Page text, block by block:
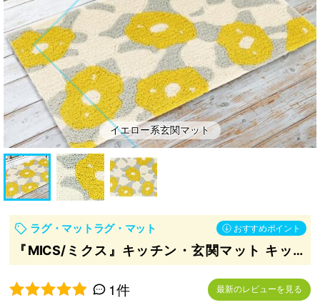
ト
補
助
部
材
イエロー系玄関マット
ラグ・マット ラグ・マット おすすめポイント
『MICS/ミクス』キッチン・玄関マット キッチ
ン・玄関マット
1件 最新のレビューを見る